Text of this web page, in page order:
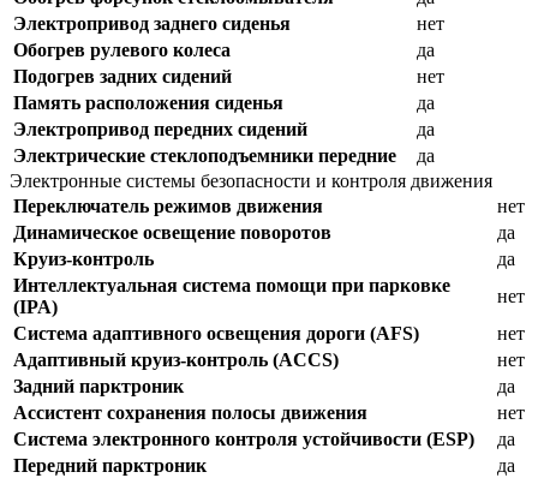
Электропривод заднего сиденья
нет
Обогрев рулевого колеса
да
Подогрев задних сидений
нет
Память расположения сиденья
да
Электропривод передних сидений
да
Электрические стеклоподъемники передние
да
Электронные системы безопасности и контроля движения
Переключатель режимов движения
нет
Динамическое освещение поворотов
да
Круиз-контроль
да
Интеллектуальная система помощи при парковке
(IPA)
нет
Система адаптивного освещения дороги (AFS)
нет
Адаптивный круиз-контроль (ACCS)
нет
Задний парктроник
да
Ассистент сохранения полосы движения
нет
Система электронного контроля устойчивости (ESP)
да
Передний парктроник
да